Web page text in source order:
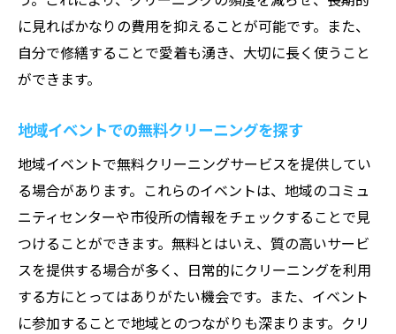
に見ればかなりの費用を抑えることが可能です。また、
自分で修繕することで愛着も湧き、大切に長く使うこと
ができます。
地域イベントでの無料クリーニングを探す
地域イベントで無料クリーニングサービスを提供してい
る場合があります。これらのイベントは、地域のコミュ
ニティセンターや市役所の情報をチェックすることで見
つけることができます。無料とはいえ、質の高いサービ
スを提供する場合が多く、日常的にクリーニングを利用
する方にとってはありがたい機会です。また、イベント
に参加することで地域とのつながりも深まります。クリ